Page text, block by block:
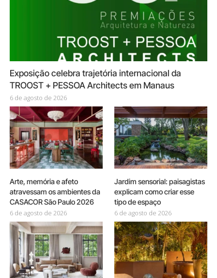
Exposição celebra trajetória internacional da
TROOST + PESSOA Architects em Manaus
6 de agosto de 2026
Arte, memória e afeto
atravessam os ambientes da
CASACOR São Paulo 2026
6 de agosto de 2026
Jardim sensorial: paisagistas
explicam como criar esse
tipo de espaço
6 de agosto de 2026